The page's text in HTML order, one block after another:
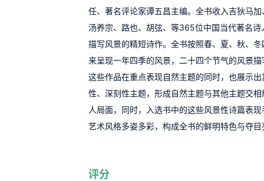
任、著名评论家谭五昌主编。全书收入吉狄马
汤养宗、路也、胡弦、等365位中国当代著名
描写风景的精短诗作。全书按照春、夏、秋、
来呈现一年四季的风景，二十四个节气的风景
这些作品在重点表现自然主题的同时，也展示
性、深刻性主题，形成自然主题与其他主题交
人局面，同时，入选书中的这些风景性诗篇表
艺术风格多姿多彩，构成全书的鲜明特色与夺目
评分